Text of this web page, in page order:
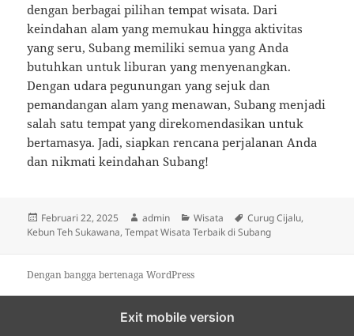
dengan berbagai pilihan tempat wisata. Dari
keindahan alam yang memukau hingga aktivitas
yang seru, Subang memiliki semua yang Anda
butuhkan untuk liburan yang menyenangkan.
Dengan udara pegunungan yang sejuk dan
pemandangan alam yang menawan, Subang menjadi
salah satu tempat yang direkomendasikan untuk
bertamasya. Jadi, siapkan rencana perjalanan Anda
dan nikmati keindahan Subang!
Diposkan
pada
Februari 22, 2025 Penulis
admin Kategori
Wisata Tag
Curug Cijalu,
Kebun Teh Sukawana,Tempat Wisata Terbaik di Subang
Dengan bangga bertenaga WordPress
Exit mobile version